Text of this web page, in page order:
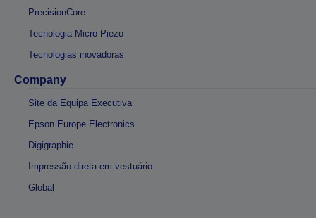
PrecisionCore
Tecnologia Micro Piezo
Tecnologias inovadoras
Company
Site da Equipa Executiva
Epson Europe Electronics
Digigraphie
Impressão direta em vestuário
Global